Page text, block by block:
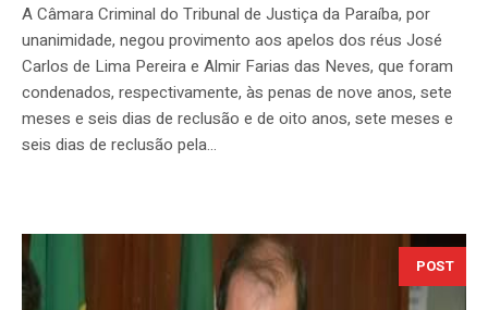
A Câmara Criminal do Tribunal de Justiça da Paraíba, por
unanimidade, negou provimento aos apelos dos réus José
Carlos de Lima Pereira e Almir Farias das Neves, que foram
condenados, respectivamente, às penas de nove anos, sete
meses e seis dias de reclusão e de oito anos, sete meses e
seis dias de reclusão pela...
POST